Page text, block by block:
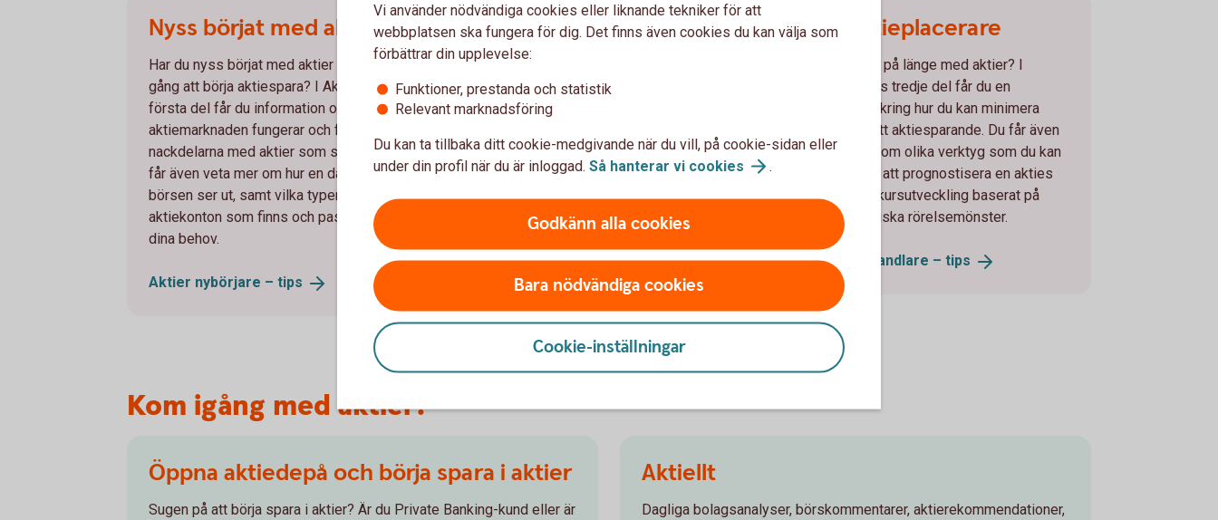
Nyss börjat med aktier
Har du nyss börjat med aktier eller är på
gång att börja aktiespara? I Aktieskolans
första del får du information om hur
aktiemarknaden fungerar och för- och
nackdelarna med aktier som sparform. Du
får även veta mer om hur en dag på
börsen ser ut, samt vilka typer av
aktiekonton som finns och passar just
dina behov.
Aktier nybörjare – tips
Viss vana av aktier
Har du viss erfarenhet av att handla med
aktier men vill lära dig mer? I
Aktieskolans andra del får du veta mer
vilka parametrar som påverkar priset. Du
lär dig även skapa en god riskspridning i
din aktieportfölj och får tips om hur du
själv kan avgöra om en aktie är köpvärd
Viss vana av aktier –tips
Van aktieplacerare
Har du hållit på länge med aktier? I
Aktieskolans tredje del får du en
fördjupning kring hur du kan minimera
riskerna i ditt aktiesparande. Du får även
information om olika verktyg som du kan
använda för att prognostisera en akties
förväntade kursutveckling baserat på
dess historiska rörelsemönster.
Van aktiehandlare –tips
Kom igång med aktier!
Öppna aktiedepå och börja spara i aktier
Sugen på att börja spara i aktier? Är du Private Banking-kund eller är
Aktiellt
Dagliga bolagsanalyser, börskommentarer, aktierekommendationer,
Vi använder nödvändiga cookies eller liknande tekniker för att
webbplatsen ska fungera för dig. Det finns även cookies du kan välja som
förbättrar din upplevelse:
Funktioner, prestanda och statistik
Relevant marknadsföring
Du kan ta tillbaka ditt cookie-medgivande när du vill, på cookie-sidan eller
under din profil när du är inloggad. Så hanterar vi cookies .
Godkänn alla cookies
Bara nödvändiga cookies
Cookie-inställningar